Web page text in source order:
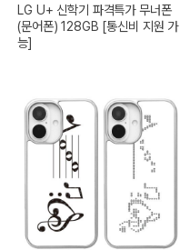
LG U+ 신학기 파격특가 무너폰
(문어폰) 128GB [통신비 지원 가
능]